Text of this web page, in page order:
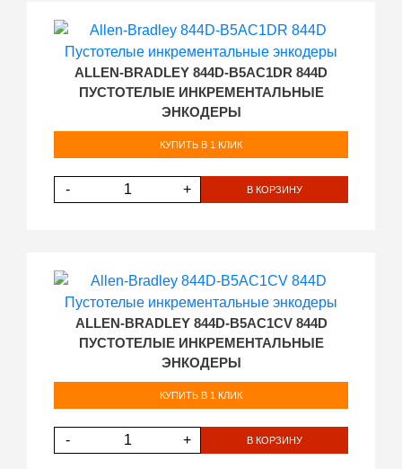
ALLEN-BRADLEY 844D-B5AC1DR 844D
ПУСТОТЕЛЫЕ ИНКРЕМЕНТАЛЬНЫЕ
ЭНКОДЕРЫ
КУПИТЬ В 1 КЛИК
- + В КОРЗИНУ
ALLEN-BRADLEY 844D-B5AC1CV 844D
ПУСТОТЕЛЫЕ ИНКРЕМЕНТАЛЬНЫЕ
ЭНКОДЕРЫ
КУПИТЬ В 1 КЛИК
- + В КОРЗИНУ